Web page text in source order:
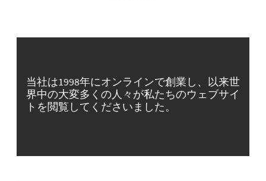
当社は1998年にオンラインで創業し、以来世
界中の大変多くの人々が私たちのウェブサイ
トを閲覧してくださいました。